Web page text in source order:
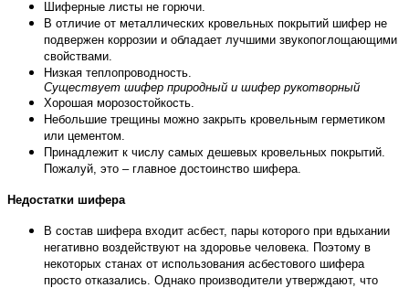
Шиферные листы не горючи.
В отличие от металлических кровельных покрытий шифер не
подвержен коррозии и обладает лучшими звукопоглощающими
свойствами.
Низкая теплопроводность.
Существует шифер природный и шифер рукотворный
Хорошая морозостойкость.
Небольшие трещины можно закрыть кровельным герметиком
или цементом.
Принадлежит к числу самых дешевых кровельных покрытий.
Пожалуй, это – главное достоинство шифера.
Недостатки шифера
В состав шифера входит асбест, пары которого при вдыхании
негативно воздействуют на здоровье человека. Поэтому в
некоторых станах от использования асбестового шифера
просто отказались. Однако производители утверждают, что